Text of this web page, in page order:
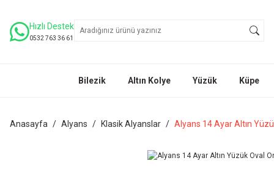
Hızlı Destek
0532 763 36 61
Bilezik Altın Kolye Yüzük Küpe
Anasayfa Alyans Klasik Alyanslar Alyans 14 Ayar Altın